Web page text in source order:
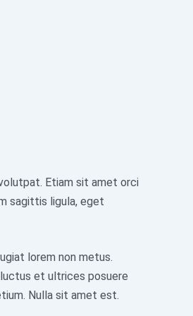
Etiam sit amet orci
sagittis ligula, eget
lorem non metus.
et ultrices posuere
Nulla sit amet est.